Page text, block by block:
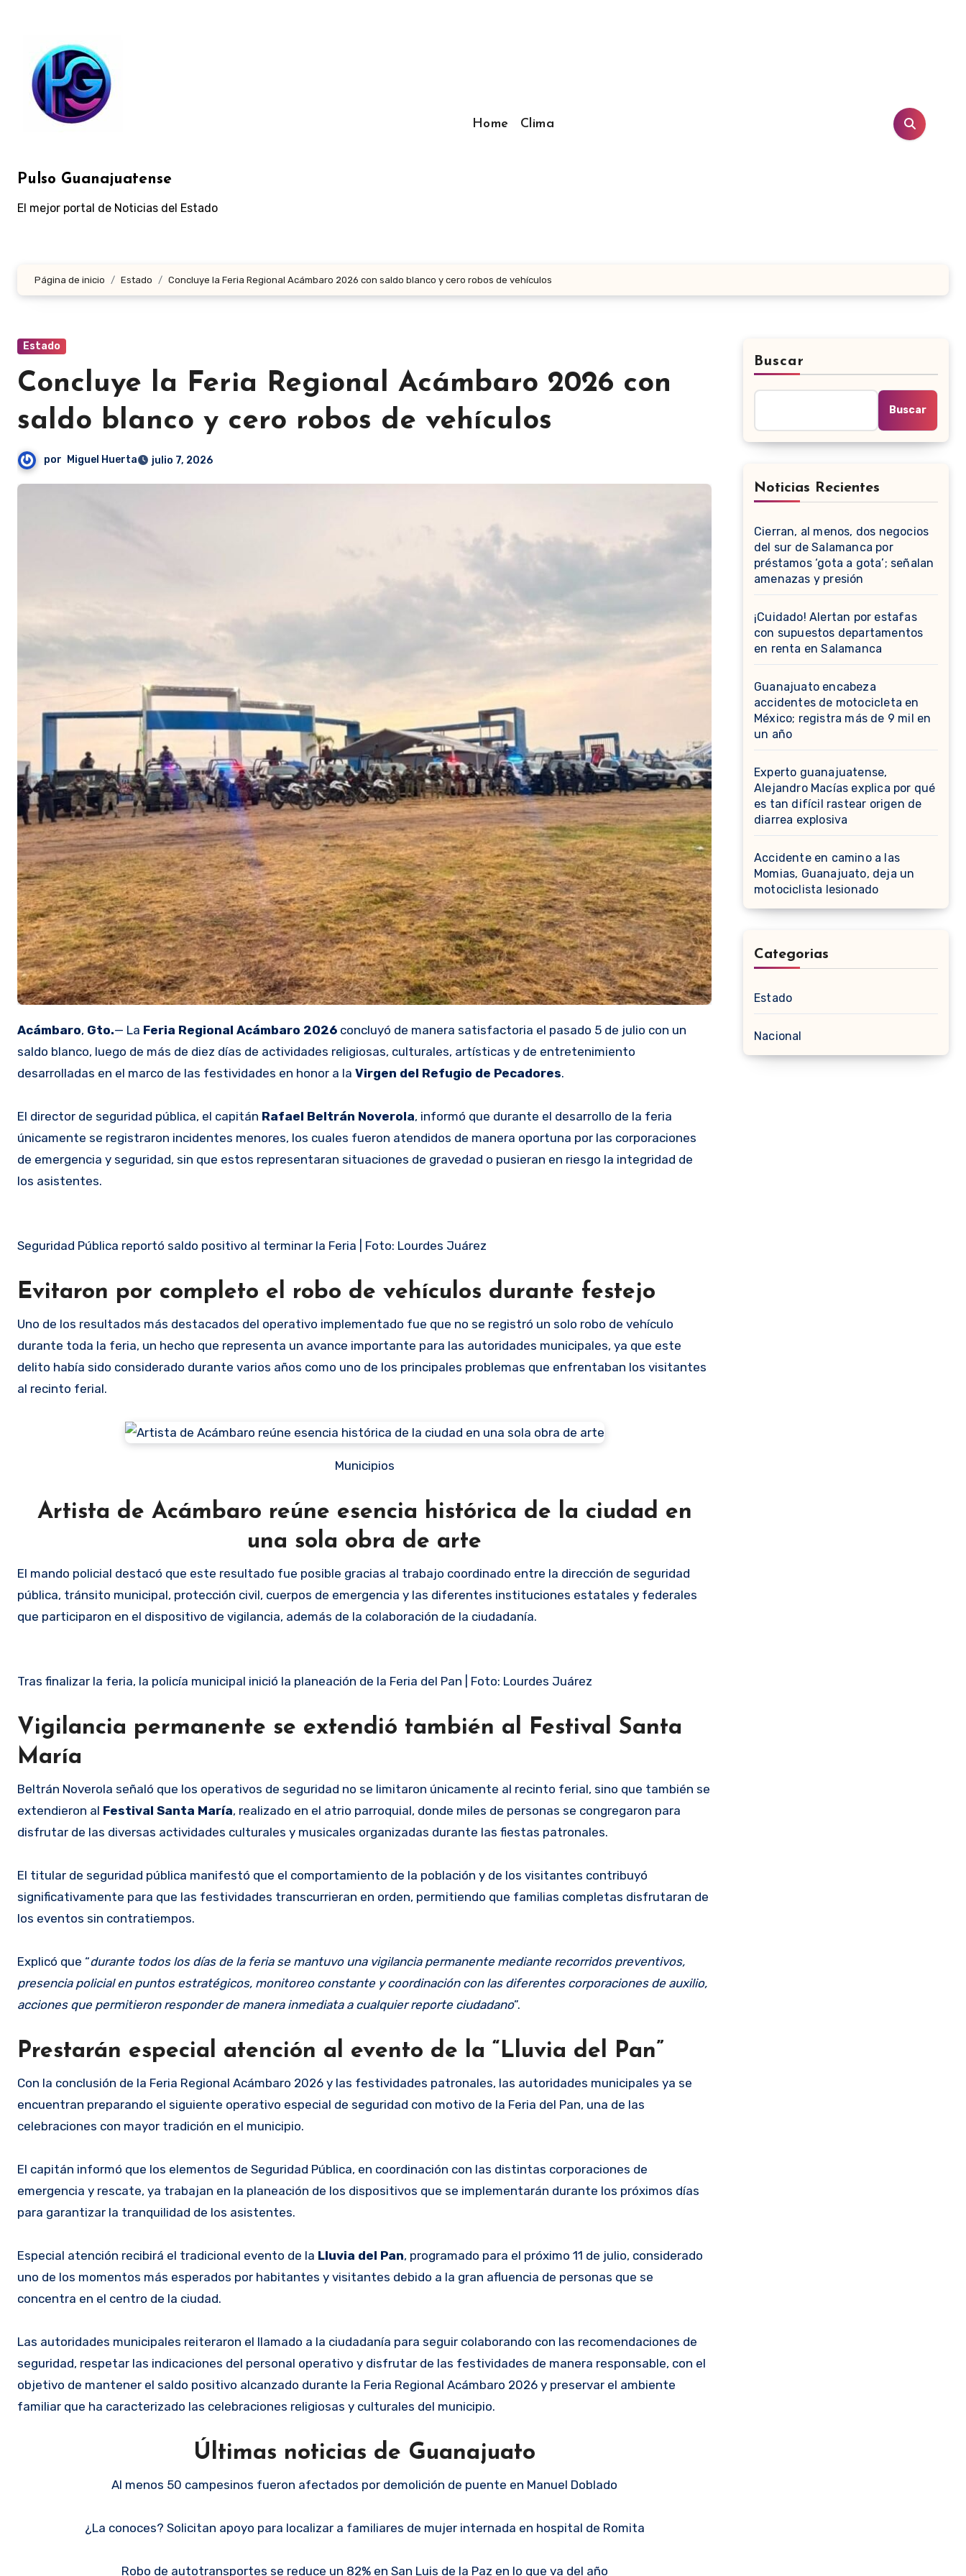
contenido
Pulso Guanajuatense
El mejor portal de Noticias del Estado
Home Clima
Página de inicio Estado Concluye la Feria Regional Acámbaro 2026 con saldo blanco y cero robos de vehículos
Estado
Concluye la Feria Regional Acámbaro 2026 con
saldo blanco y cero robos de vehículos
por Miguel Huerta julio 7, 2026
Acámbaro, Gto.— La Feria Regional Acámbaro 2026 concluyó de manera satisfactoria el pasado 5 de julio con un
saldo blanco, luego de más de diez días de actividades religiosas, culturales, artísticas y de entretenimiento
desarrolladas en el marco de las festividades en honor a la Virgen del Refugio de Pecadores.
El director de seguridad pública, el capitán Rafael Beltrán Noverola, informó que durante el desarrollo de la feria
únicamente se registraron incidentes menores, los cuales fueron atendidos de manera oportuna por las corporaciones
de emergencia y seguridad, sin que estos representaran situaciones de gravedad o pusieran en riesgo la integridad de
los asistentes.
Seguridad Pública reportó saldo positivo al terminar la Feria | Foto: Lourdes Juárez
Evitaron por completo el robo de vehículos durante festejo
Uno de los resultados más destacados del operativo implementado fue que no se registró un solo robo de vehículo
durante toda la feria, un hecho que representa un avance importante para las autoridades municipales, ya que este
delito había sido considerado durante varios años como uno de los principales problemas que enfrentaban los visitantes
al recinto ferial.
Municipios
Artista de Acámbaro reúne esencia histórica de la ciudad en
una sola obra de arte
El mando policial destacó que este resultado fue posible gracias al trabajo coordinado entre la dirección de seguridad
pública, tránsito municipal, protección civil, cuerpos de emergencia y las diferentes instituciones estatales y federales
que participaron en el dispositivo de vigilancia, además de la colaboración de la ciudadanía.
Tras finalizar la feria, la policía municipal inició la planeación de la Feria del Pan | Foto: Lourdes Juárez
Vigilancia permanente se extendió también al Festival Santa
María
Beltrán Noverola señaló que los operativos de seguridad no se limitaron únicamente al recinto ferial, sino que también se
extendieron al Festival Santa María, realizado en el atrio parroquial, donde miles de personas se congregaron para
disfrutar de las diversas actividades culturales y musicales organizadas durante las fiestas patronales.
El titular de seguridad pública manifestó que el comportamiento de la población y de los visitantes contribuyó
significativamente para que las festividades transcurrieran en orden, permitiendo que familias completas disfrutaran de
los eventos sin contratiempos.
Explicó que “durante todos los días de la feria se mantuvo una vigilancia permanente mediante recorridos preventivos,
presencia policial en puntos estratégicos, monitoreo constante y coordinación con las diferentes corporaciones de auxilio,
acciones que permitieron responder de manera inmediata a cualquier reporte ciudadano”.
Prestarán especial atención al evento de la “Lluvia del Pan”
Con la conclusión de la Feria Regional Acámbaro 2026 y las festividades patronales, las autoridades municipales ya se
encuentran preparando el siguiente operativo especial de seguridad con motivo de la Feria del Pan, una de las
celebraciones con mayor tradición en el municipio.
El capitán informó que los elementos de Seguridad Pública, en coordinación con las distintas corporaciones de
emergencia y rescate, ya trabajan en la planeación de los dispositivos que se implementarán durante los próximos días
para garantizar la tranquilidad de los asistentes.
Especial atención recibirá el tradicional evento de la Lluvia del Pan, programado para el próximo 11 de julio, considerado
uno de los momentos más esperados por habitantes y visitantes debido a la gran afluencia de personas que se
concentra en el centro de la ciudad.
Las autoridades municipales reiteraron el llamado a la ciudadanía para seguir colaborando con las recomendaciones de
seguridad, respetar las indicaciones del personal operativo y disfrutar de las festividades de manera responsable, con el
objetivo de mantener el saldo positivo alcanzado durante la Feria Regional Acámbaro 2026 y preservar el ambiente
familiar que ha caracterizado las celebraciones religiosas y culturales del municipio.
Últimas noticias de Guanajuato
Al menos 50 campesinos fueron afectados por demolición de puente en Manuel Doblado
¿La conoces? Solicitan apoyo para localizar a familiares de mujer internada en hospital de Romita
Robo de autotransportes se reduce un 82% en San Luis de la Paz en lo que va del año
Buscar
Buscar
Noticias Recientes
Cierran, al menos, dos negocios
del sur de Salamanca por
préstamos ‘gota a gota’; señalan
amenazas y presión
¡Cuidado! Alertan por estafas
con supuestos departamentos
en renta en Salamanca
Guanajuato encabeza
accidentes de motocicleta en
México; registra más de 9 mil en
un año
Experto guanajuatense,
Alejandro Macías explica por qué
es tan difícil rastear origen de
diarrea explosiva
Accidente en camino a las
Momias, Guanajuato, deja un
motociclista lesionado
Categorias
Estado
Nacional